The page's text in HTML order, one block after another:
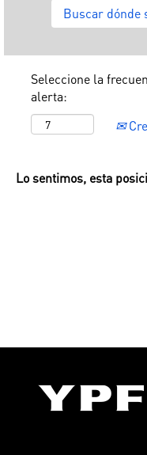
Seleccione la
alerta:
Lo sentimos, esta